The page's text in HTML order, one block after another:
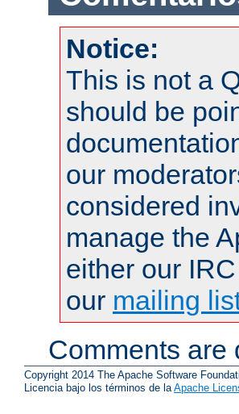
Notice:
This is not a
should be
our
considered
manage the
either our
our mailing
Comments are
Copyright 2014 The Apache Software
Licencia bajo los términos de la Apache